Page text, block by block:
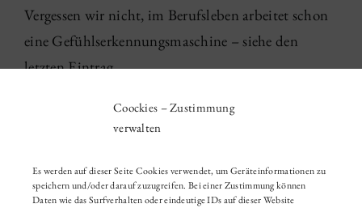
Coockies – Zustimmung
verwalten
Es werden auf dieser Seite Cookies verwendet, um Geräteinformationen zu
speichern und/oder darauf zuzugreifen. Bei einer Zustimmung können
Daten wie das Surfverhalten oder eindeutige IDs auf dieser Website
Vergessen wir nicht, im Berufsleben arbeitet schon
eine Gefühlserkennungsmaschine – siehe den
letzten Eintrag.
Gesichtsrundschau